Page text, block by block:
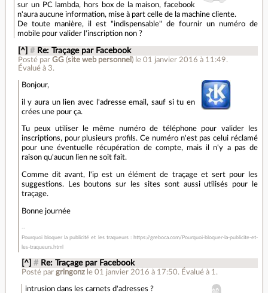
sur un PC lambda, hors box de la maison, facebook
n'aura aucune information, mise à part celle de la machine cliente.
De toute manière, il est "indispensable" de fournir un numéro de
mobile pour valider l'inscription non ?
[^] # Re: Traçage par Facebook
Posté par GG(site web personnel ) le 01 janvier 2016 à 11:49.
Évalué à 3.
Bonjour,
il y aura un lien avec l'adresse email, sauf si tu en
crées une pour ça.
Tu peux utiliser le même numéro de téléphone pour valider les
inscriptions, pour plusieurs profils. Ce numéro n'est pas celui réclamé
pour une éventuelle récupération de compte, mais il n'y a pas de
raison qu'aucun lien ne soit fait.
Comme dit avant, l'ip est un élément de traçage et sert pour les
suggestions. Les boutons sur les sites sont aussi utilisés pour le
traçage.
Bonne journée
Pourquoi bloquer la publicité et les traqueurs : https://greboca.com/Pourquoi-bloquer-la-publicite-et-
les-traqueurs.html
[^] # Re: Traçage par Facebook
Posté pargringonz le 01 janvier 2016 à 17:50. Évalué à 1 .
intrusion dans les carnets d'adresses ?